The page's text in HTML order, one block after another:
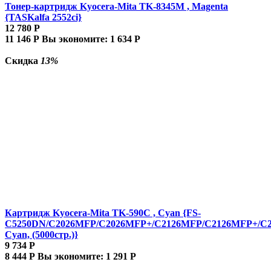
Тонер-картридж Kyocera-Mita TK-8345M , Magenta
{TASKalfa 2552ci}
12 780 Р
11 146 Р Вы экономите: 1 634 Р
Скидка 13%
Картридж Kyocera-Mita TK-590C , Cyan {FS-
C5250DN/C2026MFP/C2026MFP+/C2126MFP/C2126MFP+/
Cyan, (5000стр.)}
9 734 Р
8 444 Р Вы экономите: 1 291 Р